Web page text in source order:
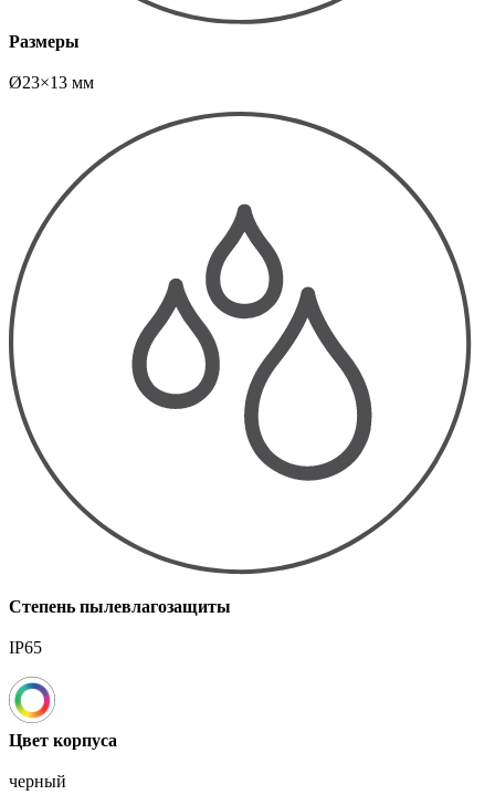
Размеры
Ø23×13 мм
Степень пылевлагозащиты
IP65
Цвет корпуса
черный